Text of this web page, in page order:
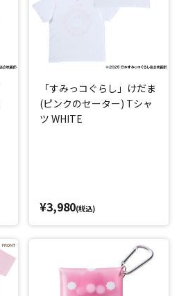
「すみっコぐらし」けだま
(ピンクのセーター) Tシャ
ツ WHITE
¥3,980(税込)